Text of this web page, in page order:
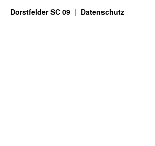
Dorstfelder SC 09 Datenschutz